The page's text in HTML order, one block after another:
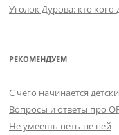
Уголок Дурова: кто кого
РЕКОМЕНДУЕМ
C чего начинается
Вопросы и ответы про
Не умеешь петь-не пей